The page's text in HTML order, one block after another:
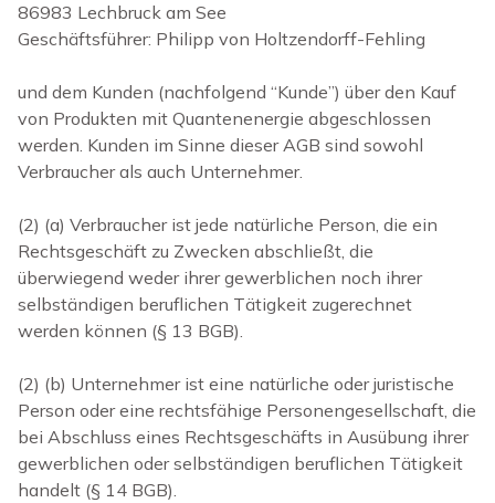
86983 Lechbruck am See
Geschäftsführer: Philipp von Holtzendorff-Fehling
und dem Kunden (nachfolgend “Kunde”) über den Kauf
von Produkten mit Quantenenergie abgeschlossen
werden. Kunden im Sinne dieser AGB sind sowohl
Verbraucher als auch Unternehmer.
(2) (a) Verbraucher ist jede natürliche Person, die ein
Rechtsgeschäft zu Zwecken abschließt, die
überwiegend weder ihrer gewerblichen noch ihrer
selbständigen beruflichen Tätigkeit zugerechnet
werden können (§ 13 BGB).
(2) (b) Unternehmer ist eine natürliche oder juristische
Person oder eine rechtsfähige Personengesellschaft, die
bei Abschluss eines Rechtsgeschäfts in Ausübung ihrer
gewerblichen oder selbständigen beruflichen Tätigkeit
handelt (§ 14 BGB).